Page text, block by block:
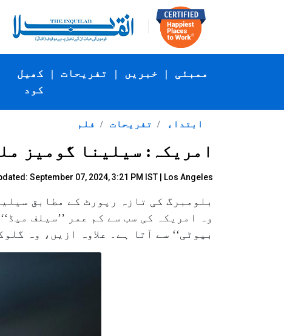
کھیل
کود
| تفریحات | خبریں | ممبئی
فلم تفریحات ابتداء
امریکہ: سیلینا گومیز
September 07, 2024, 3:21 PM IST | Los Angeles
وہ امریکہ کی سب سے کم عمر ’’سیلف
بیوٹی‘‘ سے آتا ہے۔ علاوہ ازیں، وہ